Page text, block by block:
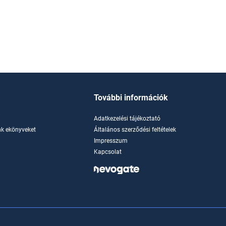
ekönyveket
További információk
Adatkezelési tájékoztató
Általános szerződési feltételek
Impresszum
Kapcsolat